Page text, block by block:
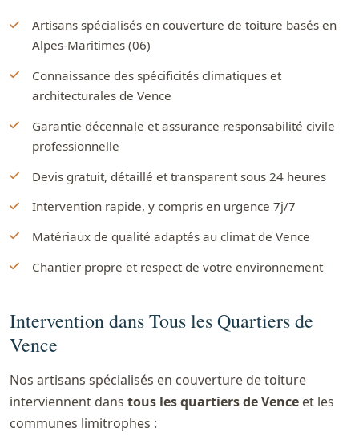
Artisans spécialisés en couverture de toiture basés en
Alpes-Maritimes (06)
Connaissance des spécificités climatiques et
architecturales de Vence
Garantie décennale et assurance responsabilité civile
professionnelle
Devis gratuit, détaillé et transparent sous 24 heures
Intervention rapide, y compris en urgence 7j/7
Matériaux de qualité adaptés au climat de Vence
Chantier propre et respect de votre environnement
Intervention dans Tous les Quartiers de
Vence
Nos artisans spécialisés en couverture de toiture
interviennent dans tous les quartiers de Vence et les
communes limitrophes :